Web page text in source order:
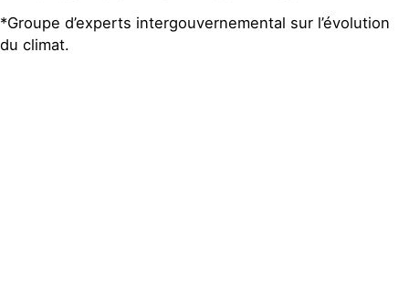
*Groupe d’experts intergouvernemental sur l’évolution
du climat.